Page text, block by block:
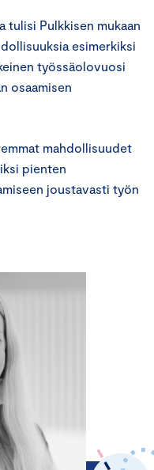
tulisi Pulkkisen mukaan
esimerkiksi
työssäolovuosi
osaamisen
mahdollisuudet
pienten
joustavasti työn